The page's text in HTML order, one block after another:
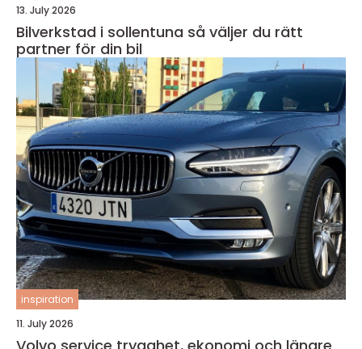
13. July 2026
Bilverkstad i sollentuna så väljer du rätt
partner för din bil
inspiration
11. July 2026